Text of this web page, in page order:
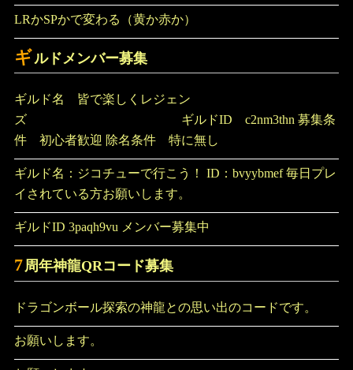
LRかSPかで変わる（黄か赤か）
ギルドメンバー募集
ギルド名 皆で楽しくレジェン
ズ ギルドID c2nm3thn 募集条
件 初心者歓迎 除名条件 特に無し
ギルド名：ジコチューで行こう！ ID：bvyybmef 毎日プレ
イされている方お願いします。
ギルドID 3paqh9vu メンバー募集中
7周年神龍QRコード募集
ドラゴンボール探索の神龍との思い出のコードです。
お願いします。